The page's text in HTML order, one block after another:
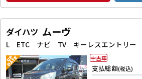
ダイハツ ムーヴ
支払総額(税込)
中古車